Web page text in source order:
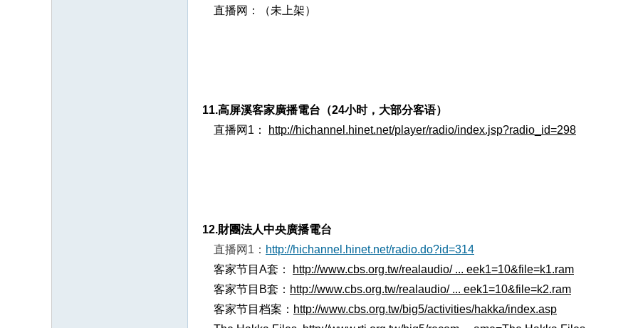
直播网：（未上架）
11.高屏溪客家廣播電台（24小时，大部分客语）
直播网1：
http://hichannel.hinet.net/player/radio/index.jsp?radio_id=298
12.財團法人中央廣播電台
直播网1： http://hichannel.hinet.net/radio.do?id=314
客家节目A套：
http://www.cbs.org.tw/realaudio/ ... eek1=10&file=k1.ram
客家节目B套： http://www.cbs.org.tw/realaudio/ ... eek1=10&file=k2.ram
客家节目档案： http://www.cbs.org.tw/big5/activities/hakka/index.asp